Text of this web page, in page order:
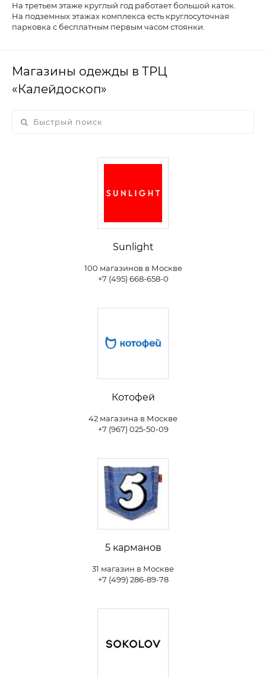
На третьем этаже круглый год работает большой каток.
На подземных этажах комплекса есть круглосуточная
парковка с бесплатным первым часом стоянки.
Магазины одежды в ТРЦ
«Калейдоскоп»
Sunlight
100 магазинов в Москве
+7 (495) 668-658-0
Котофей
42 магазина в Москве
+7 (967) 025-50-09
5 карманов
31 магазин в Москве
+7 (499) 286-89-78